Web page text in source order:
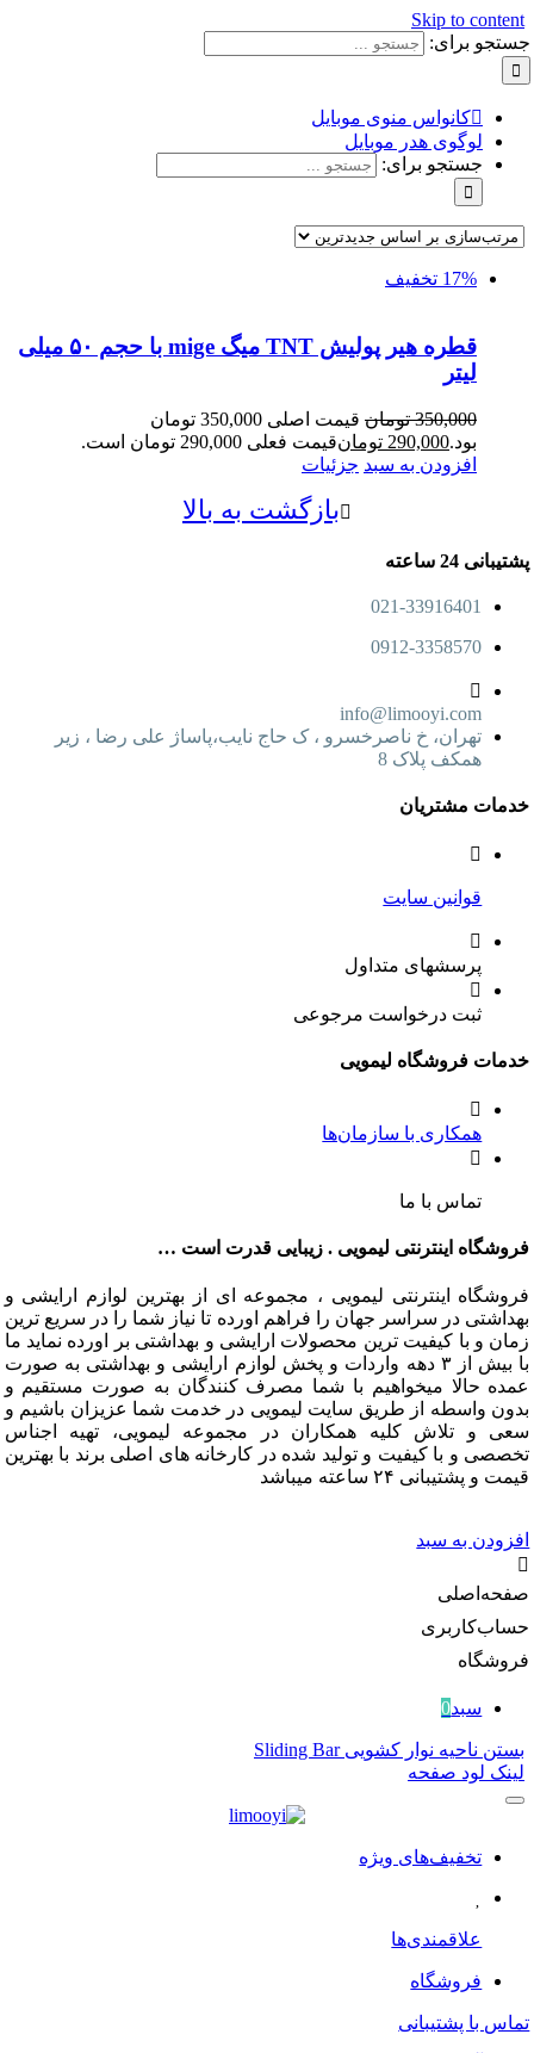
Skip to content
جستجو برای:
کانواس منوی موبایل
لوگوی هدر موبایل
جستجو برای:
17% تخفیف
قطره هیر پولیش TNT میگ mige با حجم ۵۰ میلی
لیتر
350,000 تومان
قیمت اصلی 350,000 تومان
بود.290,000 تومانقیمت فعلی 290,000 تومان است.
افزودن به سبد جزئیات
بازگشت به بالا
پشتیبانی 24 ساعته
021-33916401
0912-3358570
info@limooyi.com
تهران، خ ناصرخسرو ، ک حاج نایب،پاساژ علی رضا ، زیر
همکف پلاک 8
خدمات مشتریان
قوانین سایت
پرسشهای متداول
ثبت درخواست مرجوعی
خدمات فروشگاه لیمویی
همکاری با سازمان‌ها
تماس با ما
فروشگاه اینترنتی لیمویی . زیبایی قدرت است …
فروشگاه اینترنتی لیمویی ، مجموعه ای از بهترین لوازم ارایشی و
بهداشتی در سراسر جهان را فراهم اورده تا نیاز شما را در سریع ترین
زمان و با کیفیت ترین محصولات ارایشی و بهداشتی بر اورده نماید ما
با بیش از ۳ دهه واردات و پخش لوازم ارایشی و بهداشتی به صورت
عمده حالا میخواهیم با شما مصرف کنندگان به صورت مستقیم و
بدون واسطه از طریق سایت لیمویی در خدمت شما عزیزان باشیم و
سعی و تلاش کلیه همکاران در مجموعه لیمویی، تهیه اجناس
تخصصی و با کیفیت و تولید شده در کارخانه های اصلی برند با بهترین
قیمت و پشتیبانی ۲۴ ساعته میباشد
افزودن به سبد
صفحه‌اصلی
حساب‌کاربری
فروشگاه
سبد0
بستن ناحیه نوار کشویی Sliding Bar
لینک لود صفحه
تخفیف‌های ویژه
علاقمندی‌ها
فروشگاه
تماس با پشتیبانی